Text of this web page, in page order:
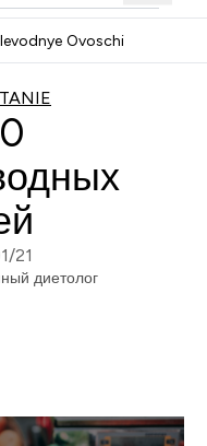
Ovoschi
21
диетолог